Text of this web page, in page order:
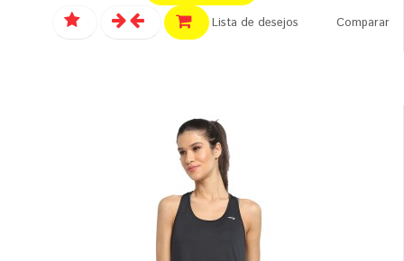
Lista de desejos Comparar